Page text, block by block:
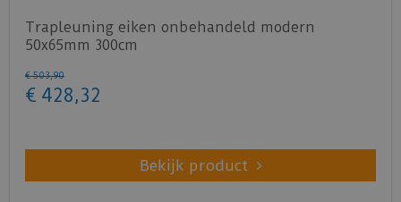
Trapleuning eiken onbehandeld modern
50x65mm 300cm
€ 503,90
€ 428,32
Bekijk product